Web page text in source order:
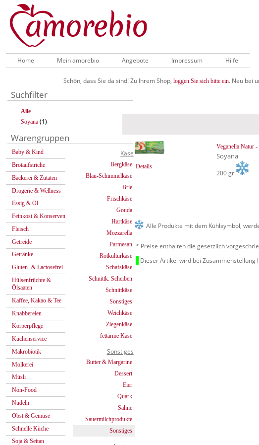
Home Mein amorebio Angebote Impressum Hilfe
Schön, dass Sie da sind! Zu Ihrem Shop, loggen Sie sich bitte ein. Neu bei
Suchfilter
Alle
Soyana (1)
Warengruppen
Baby & Kind
Brotaufstriche
Bäckerei & Zutaten
Drogerie & Wellness
Essig & Öl
Feinkost & Konserven
Fleisch
Getreide
Getränke
Gluten- & Lactosefrei
Hülsenfrüchte &
Ölsaaten
Kaffee, Kakao & Tee
Knabbereien
Körperpflege
Küchenservice
Makrobiotik
Molkerei
Müsli
Non-Food
Nudeln
Obst & Gemüse
Schnelle Küche
Soja & Seitan
Käse
Bergkäse
Blau-Schimmelkäse
Brie
Frischkäse
Gouda
Hartkäse
Mozzarella
Parmesan
Rotkulturkäse
Schafskäse
Schnittk. Scheiben
Schnittkäse
Sonstiges
Weichkäse
Ziegenkäse
fettarme Käse
Sonstiges
Butter & Margarine
Dessert
Eier
Quark
Sahne
Sauermilchprodukte
Sonstiges
Details
Veganella Natur
Soyana
200 gr
Alle Produkte mit dem Kühlsymbol,
* Preise enthalten die gesetzlich
Dieser Artikel wird bei